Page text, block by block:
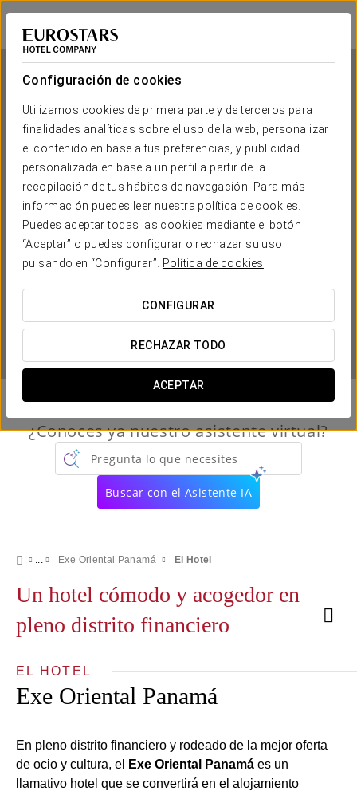
Configuración de cookies
Utilizamos cookies de primera parte y de terceros para
finalidades analíticas sobre el uso de la web, personalizar
el contenido en base a tus preferencias, y publicidad
personalizada en base a un perfil a partir de la
recopilación de tus hábitos de navegación. Para más
información puedes leer nuestra política de cookies.
Puedes aceptar todas las cookies mediante el botón
“Aceptar” o puedes configurar o rechazar su uso
pulsando en “Configurar”.
Política de cookies
CONFIGURAR
RECHAZAR TODO
ACEPTAR
Exe Oriental Panamá
CIUDAD DE PANAMÁ
Exe Oriental Panamá
CIUDAD DE PANAMÁ
¿CUÁNDO QUIERES IR?
¿Conoces ya nuestro asistente virtual?
Pregunta lo que necesites
Buscar con el Asistente IA
Exe Oriental Panamá El Hotel
Un hotel cómodo y acogedor en
pleno distrito financiero
EL HOTEL
Exe Oriental Panamá
En pleno distrito financiero y rodeado de la mejor oferta
de ocio y cultura, el
Exe Oriental Panamá es un
llamativo hotel que se convertirá en el alojamiento